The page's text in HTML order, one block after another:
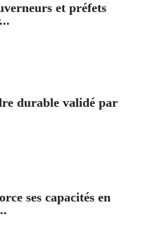
et préfets
durable validé par
ses capacités en